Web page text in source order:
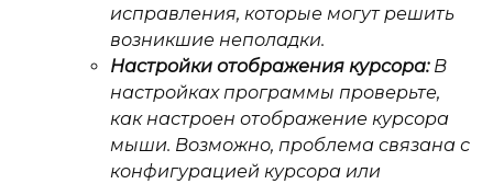
исправления, которые могут решить
возникшие неполадки.
Настройки отображения курсора:В
настройках программы проверьте,
как настроен отображение курсора
мыши. Возможно, проблема связана с
конфигурацией курсора или